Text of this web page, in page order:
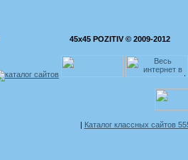
45x45 POZITIV © 2009-2012
Каталог классных сайтов